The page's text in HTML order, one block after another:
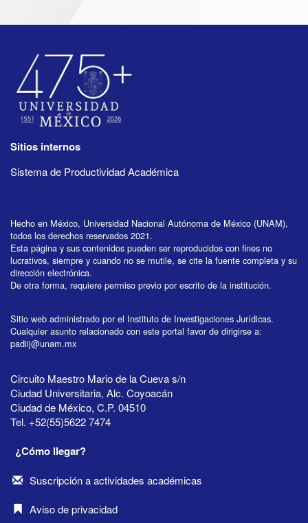
Sitios internos
Sistema de Productividad Académica
Hecho en México, Universidad Nacional Autónoma de México (UNAM),
todos los derechos reservados 2021.
Esta página y sus contenidos pueden ser reproducidos con fines no
lucrativos, siempre y cuando no se mutile, se cite la fuente completa y su
dirección electrónica.
De otra forma, requiere permiso previo por escrito de la institución.
Sitio web administrado por el Instituto de Investigaciones Jurídicas.
Cualquier asunto relacionado con este portal favor de dirigirse a:
padiij@unam.mx
Circuito Maestro Mario de la Cueva s/n
Ciudad Universitaria, Alc. Coyoacán
Ciudad de México, C.P. 04510
Tel. +52(55)5622 7474
¿Cómo llegar?
Suscripción a actividades académicas
Aviso de privacidad